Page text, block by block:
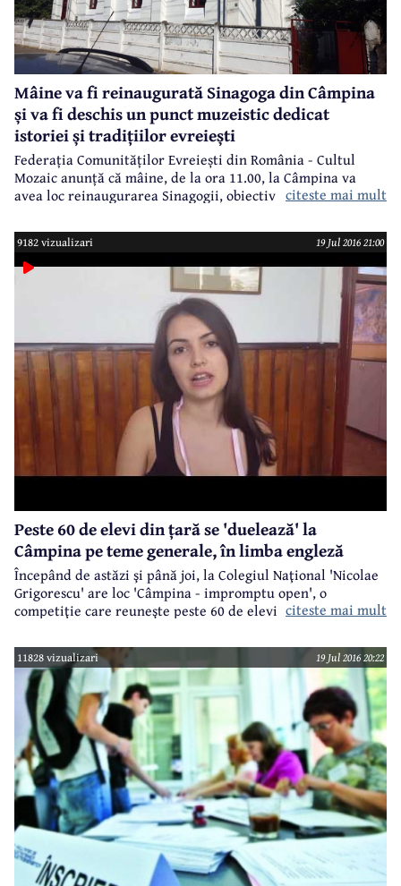
Mâine va fi reinaugurată Sinagoga din Câmpina
și va fi deschis un punct muzeistic dedicat
istoriei și tradițiilor evreiești
Federația Comunităților Evreiești din România - Cultul
Mozaic anunță că mâine, de la ora 11.00, la Câmpina va
avea loc reinaugurarea Sinagogii, obiectiv construit în anul
citeste mai mult
9182 vizualizari 19 Jul 2016 21:00
Peste 60 de elevi din țară se 'duelează' la
Câmpina pe teme generale, în limba engleză
Începând de astăzi şi până joi, la Colegiul Naţional 'Nicolae
Grigorescu' are loc 'Câmpina - impromptu open', o
competiţie care reuneşte peste 60 de elevi de liceu din
formează echipe, iar fiecare echipă își prezintă
argumentele pro și contra unui anumit subiect, dar numai
în limba engleză.
citeste mai mult
11828 vizualizari 19 Jul 2016 20:22